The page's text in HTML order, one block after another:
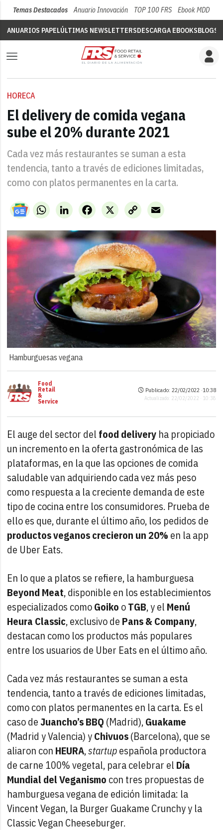
Temas Destacados Anuario Innovación TOP 100 FRS Ebook MDD
ANUARIOS PAPELÚLTIMAS NEWSLETTERSDESCARGA EBOOKSBLOGS
HORECA
El delivery de comida vegana
sube el 20% durante 2021
Cada vez más restaurantes se suman a esta
tendencia, tanto a través de ediciones limitadas,
como con platos permanentes en la carta.
WhatsAppLinkedIn X
Facebook
Copy
Link
Email
Hamburguesas vegana
Food
Retail
&
Service
Publicado: 22/02/2022 ·10:38
Actualizado: 22/02/2022 · 10:38
El auge del sector del food delivery ha propiciado
un incremento en la oferta gastronómica de las
plataformas, en la que las opciones de comida
saludable van adquiriendo cada vez más peso
como respuesta a la creciente demanda de este
tipo de cocina entre los consumidores. Prueba de
ello es que, durante el último año, los pedidos de
productos veganos crecieron un 20% en la app
de Uber Eats.
En lo que a platos se refiere, la hamburguesa
Beyond Meat, disponible en los establecimientos
especializados comoGoiko oTGB, y el Menú
Heura Classic, exclusivo de Pans & Company,
destacan como los productos más populares
entre los usuarios de Uber Eats en el último año.
Cada vez más restaurantes se suman a esta
tendencia, tanto a través de ediciones limitadas,
como con platos permanentes en la carta. Es el
caso deJuancho’s BBQ (Madrid),Guakame
(Madrid y Valencia) yChivuos(Barcelona), que se
aliaron con HEURA,startupespañola productora
de carne 100% vegetal, para celebrar el Día
Mundial del Veganismo con tres propuestas de
hamburguesa vegana de edición limitada: la
Vincent Vegan, la Burger Guakame Crunchy y la
Classic Vegan Cheeseburger.